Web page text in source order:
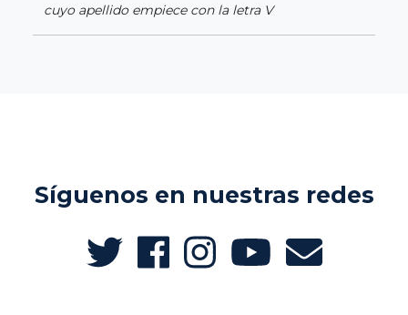
cuyo apellido empiece con la letra V
Síguenos en nuestras redes